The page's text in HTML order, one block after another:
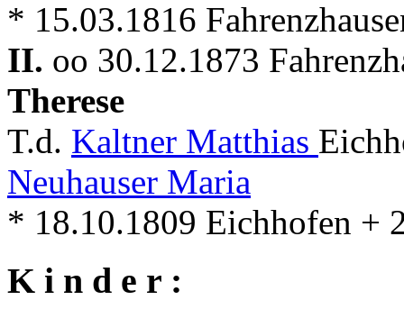
* 15.03.1816
II. oo 30.12.1873
Therese
T.d. Kaltner Matthias
Neuhauser Maria
* 18.10.1809 Eichhofen +
K i n d e r :